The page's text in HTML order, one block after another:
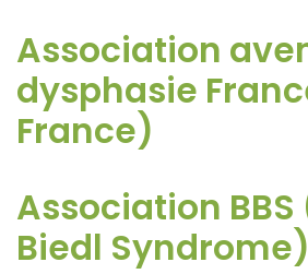
Association
dysphasie
France)
Association
Biedl Syndrome)